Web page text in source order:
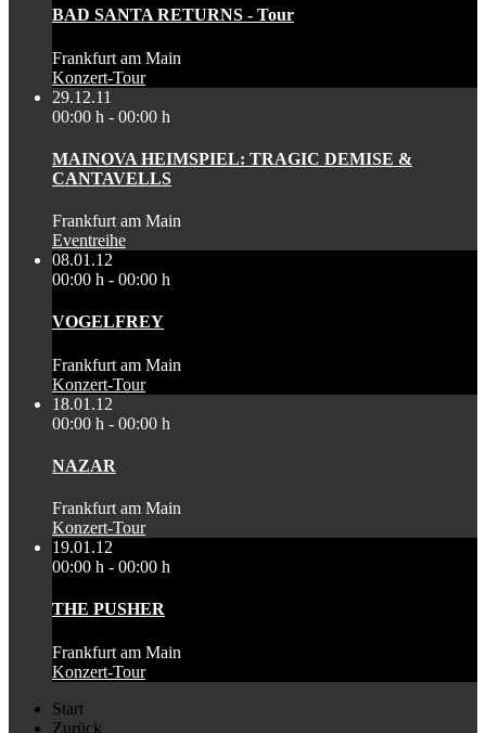
BAD SANTA RETURNS - Tour
Frankfurt am Main
Konzert-Tour
29.12.11
00:00 h - 00:00 h
MAINOVA HEIMSPIEL: TRAGIC DEMISE &
CANTAVELLS
Frankfurt am Main
Eventreihe
08.01.12
00:00 h - 00:00 h
VOGELFREY
Frankfurt am Main
Konzert-Tour
18.01.12
00:00 h - 00:00 h
NAZAR
Frankfurt am Main
Konzert-Tour
19.01.12
00:00 h - 00:00 h
THE PUSHER
Frankfurt am Main
Konzert-Tour
Start
Zurück